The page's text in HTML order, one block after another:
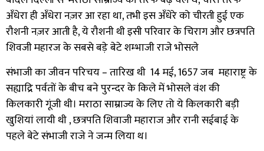
अँधेरा ही अँधेरा नज़र आ रहा था,तभी इस अँधेरे को चीरती हुई एक
रौशनी नज़र आती है,ये रौशनी थी इसी परिवार के चिराग और छत्रपति
शिवजी महारज के सबसे बड़े बेटे शम्भाजी राजे भोसले
संभाजी का जीवन परिचय–तारिख थी 14 मई,1657 जब महाराष्ट्र के
सह्याद्रि पर्वतों के बीच बने पुरन्दर के किले में भोसले वंश की
किलकारी गूंजी थी। मराठा साम्राज्य के लिए तो ये किलकारी बड़ी
खुशियां लायी थी,छत्रपति शिवाजी महाराज और रानी सईबाई के
पहले बेटे संभाजी राजे ने जन्म लिया थ।